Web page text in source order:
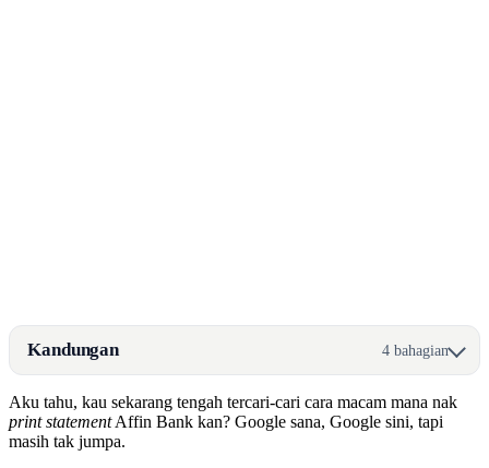
Kandungan 4 bahagian
Aku tahu, kau sekarang tengah tercari-cari cara macam mana nak
print statementAffin Bank kan? Google sana, Google sini, tapi
masih tak jumpa.